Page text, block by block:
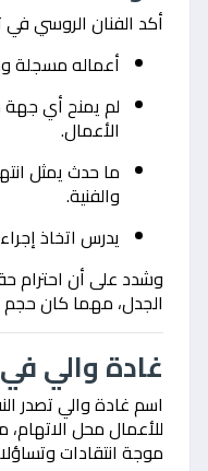
أكد الفنان الروسي في
أعماله مسجلة
لم يمنح أي
الأعمال.
ما حدث يمثل
والفنية.
يدرس اتخاذ
وشدد على أن احترام
الجدل، مهما كان حجم
غادة والي
اسم غادة والي تصدر
للأعمال محل
موجة انتقادات